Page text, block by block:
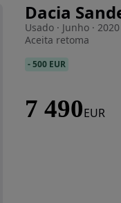
Dacia
Usado · Junho ·
Aceita retoma
-500 EUR
7 490EUR